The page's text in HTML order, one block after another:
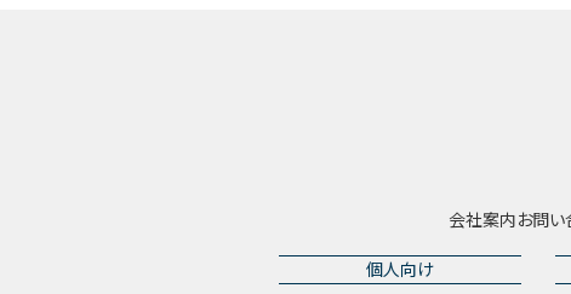
会社案内お問
個人向け